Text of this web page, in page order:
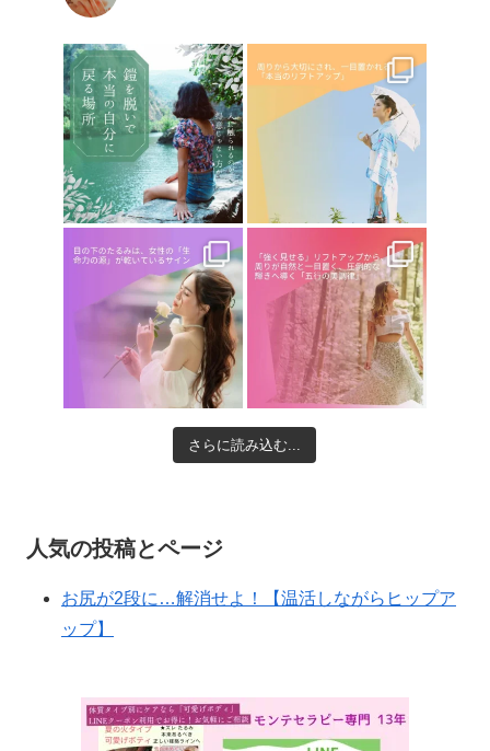
さらに読み込む...
人気の投稿とページ
お尻が2段に…解消せよ！【温活しながらヒップア
ップ】